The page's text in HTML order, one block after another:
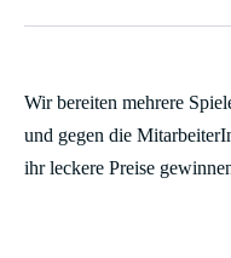
Wir bereiten mehrere
und gegen die
ihr leckere Preise